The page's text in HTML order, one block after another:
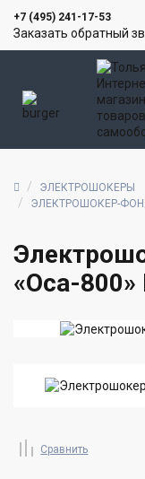
+7 (495) 241-17-53
Заказать обратный
ЭЛЕКТРОШОКЕРЫ
ЭЛЕКТРОШОКЕР-
«Оса-
Сравнить